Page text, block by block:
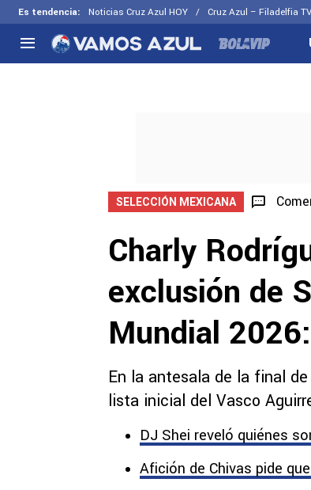
Es tendencia: Noticias Cruz Azul HOY Cruz Azul – Filadelfia TV
Selección Mexicana
SELECCIÓN MEXICANA
Charly
exclusión de
Mundial
En la antesala de la final
lista inicial del Vasco
DJ Shei reveló quiénes
Afición de Chivas pide